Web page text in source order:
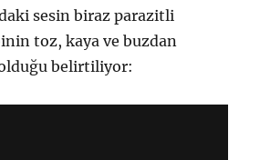
sesin biraz parazitli
toz, kaya ve buzdan
belirtiliyor: